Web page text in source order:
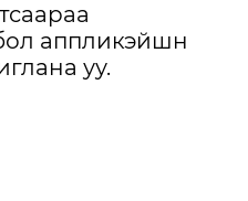
аппликэйшн
уу.